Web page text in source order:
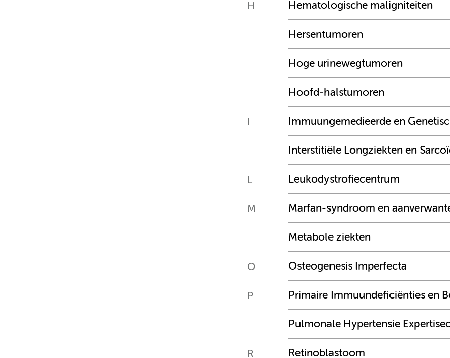
H Hematologische maligniteiten
Hersentumoren
Hoge urinewegtumoren
Hoofd-halstumoren
Immuungemedieerde en
Interstitiële Longziekten en
L Leukodystrofiecentrum
M Marfan-syndroom en
Metabole ziekten
O Osteogenesis Imperfecta
P Primaire Immuundeficiënties en
Pulmonale Hypertensie
R Retinoblastoom